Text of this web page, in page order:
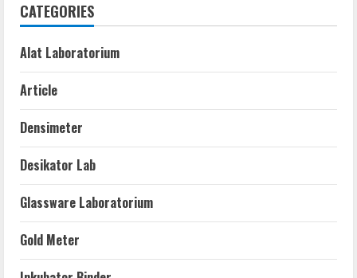
CATEGORIES
Alat Laboratorium
Article
Densimeter
Desikator Lab
Glassware Laboratorium
Gold Meter